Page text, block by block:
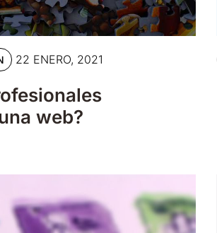
22 ENERO, 2021
web?